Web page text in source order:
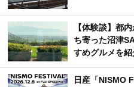
【体験談】都
ち寄った沼津
すめグルメを紹
日産「NISMO